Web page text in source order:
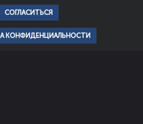
2023
популярное история
СОГЛАСИТЬСЯ
КОНФИДЕНЦИАЛЬНОСТИ